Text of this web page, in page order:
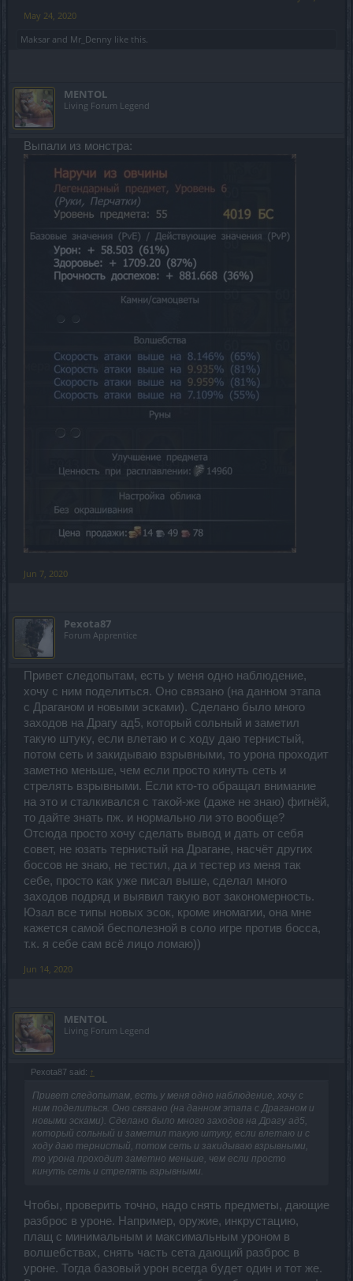
May 24, 2020
Maksar and Mr_Denny like this.
MENTOL
Living Forum Legend
Выпали из монстра:
Jun 7, 2020
Pexota87
Forum Apprentice
Привет следопытам, есть у меня одно наблюдение,
хочу с ним поделиться. Оно связано (на данном этапа
с Драганом и новыми эсками). Сделано было много
заходов на Драгу ад5, который сольный и заметил
такую штуку, если влетаю и с ходу даю тернистый,
потом сеть и закидываю взрывными, то урона проходит
заметно меньше, чем если просто кинуть сеть и
стрелять взрывными. Если кто-то обращал внимание
на это и сталкивался с такой-же (даже не знаю) фигнёй,
то дайте знать пж. и нормально ли это вообще?
Отсюда просто хочу сделать вывод и дать от себя
совет, не юзать тернистый на Драгане, насчёт других
боссов не знаю, не тестил, да и тестер из меня так
себе, просто как уже писал выше, сделал много
заходов подряд и выявил такую вот закономерность.
Юзал все типы новых эсок, кроме иномагии, она мне
кажется самой бесполезной в соло игре против босса,
т.к. я себе сам всё лицо ломаю))
Jun 14, 2020
MENTOL
Living Forum Legend
Pexota87 said: ↑
Привет следопытам, есть у меня одно наблюдение, хочу с
ним поделиться. Оно связано (на данном этапа с Драганом и
новыми эсками). Сделано было много заходов на Драгу ад5,
который сольный и заметил такую штуку, если влетаю и с
ходу даю тернистый, потом сеть и закидываю взрывными,
то урона проходит заметно меньше, чем если просто
кинуть сеть и стрелять взрывными.
Чтобы, проверить точно, надо снять предметы, дающие
разброс в уроне. Например, оружие, инкрустацию,
плащ с минимальным и максимальным уроном в
волшебствах, снять часть сета дающий разброс в
уроне. Тогда базовый урон всегда будет один и тот же.